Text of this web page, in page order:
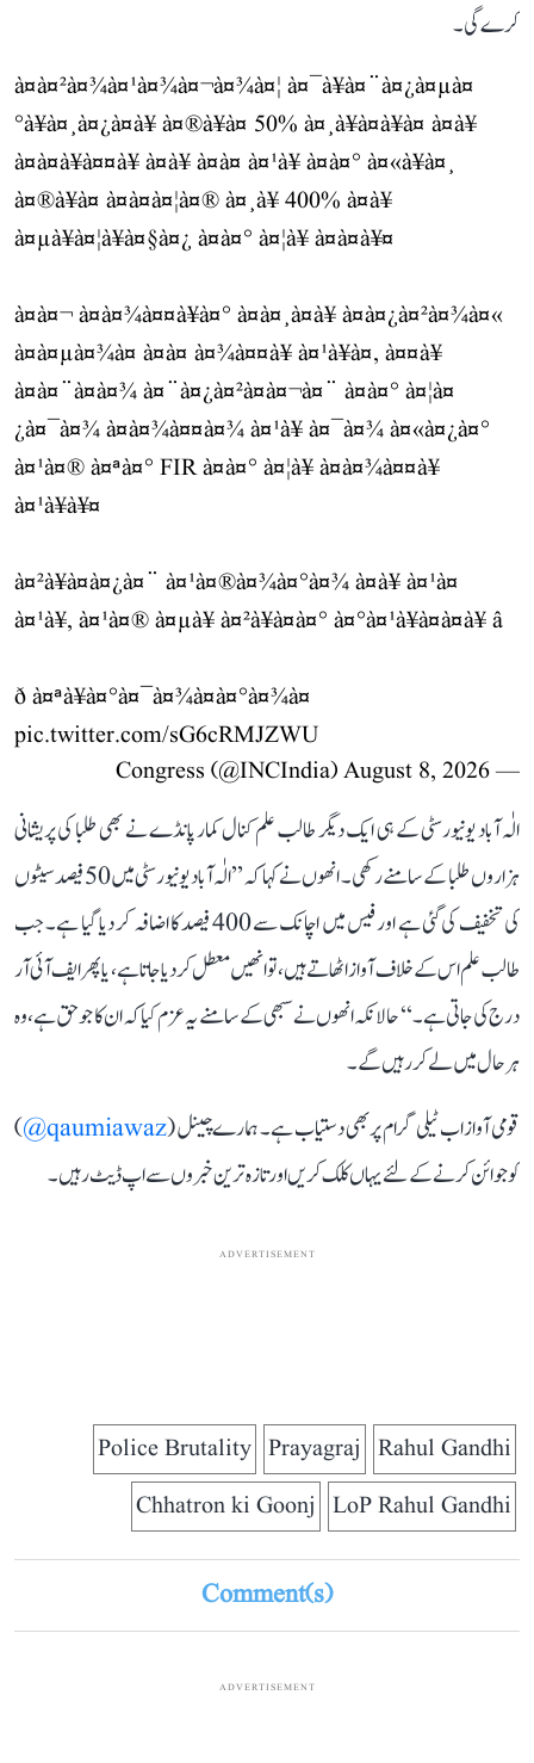
کرے گی۔
à¤à¤²à¤¾à¤¹à¤¾à¤¬à¤¾à¤¦ à¤¯à¥à¤¨à¤¿à¤µà¤
°à¥à¤¸à¤¿à¤à¥ à¤®à¥à¤ 50% à¤¸à¥à¤à¥à¤ à¤à¥
à¤à¤à¥à¤¤à¥ à¤à¥ à¤à¤ à¤¹à¥ à¤à¤° à¤«à¥à¤¸
à¤®à¥à¤ à¤à¤à¤¦à¤® à¤¸à¥ 400% à¤à¥
à¤µà¥à¤¦à¥à¤§à¤¿ à¤à¤° à¤¦à¥ à¤à¤à¥¤
à¤à¤¬ à¤à¤¾à¤¤à¥à¤° à¤à¤¸à¤à¥ à¤à¤¿à¤²à¤¾à¤«
à¤à¤µà¤¾à¤ à¤à¤ à¤¾à¤¤à¥ à¤¹à¥à¤, à¤¤à¥
à¤à¤¨à¤à¤¾ à¤¨à¤¿à¤²à¤à¤¬à¤¨ à¤à¤° à¤¦à¤
¿à¤¯à¤¾ à¤à¤¾à¤¤à¤¾ à¤¹à¥ à¤¯à¤¾ à¤«à¤¿à¤°
à¤¹à¤® à¤ªà¤° FIR à¤à¤° à¤¦à¥ à¤à¤¾à¤¤à¥
à¤¹à¥à¥¤
à¤²à¥à¤à¤¿à¤¨ à¤¹à¤®à¤¾à¤°à¤¾ à¤à¥ à¤¹à¤
à¤¹à¥, à¤¹à¤® à¤µà¥ à¤²à¥à¤à¤° à¤°à¤¹à¥à¤à¤à¥ â
ð à¤ªà¥à¤°à¤¯à¤¾à¤à¤°à¤¾à¤
pic.twitter.com/sG6cRMJZWU
— Congress (@INCIndia)
August 8, 2026
الٰہ آباد یونیورسٹی کے ہی ایک دیگر طالب علم کنال کمار پانڈے نے بھی طلبا کی پریشانی
ہزاروں طلبا کے سامنے رکھی۔ انھوں نے کہا کہ ’’الٰہ آباد یونیورسٹی میں 50 فیصد سیٹوں
کی تخفیف کی گئی ہے اور فیس میں اچانک سے 400 فیصد کا اضافہ کر دیا گیا ہے۔ جب
طالب علم اس کے خلاف آواز اٹھاتے ہیں، تو انھیں معطل کر دیا جاتا ہے، یا پھر ایف آئی آر
درج کی جاتی ہے۔‘‘ حالانکہ انھوں نے سبھی کے سامنے یہ عزم کیا کہ ان کا جو حق ہے، وہ
ہر حال میں لے کر رہیں گے۔
قومی آواز اب ٹیلی گرام پر بھی دستیاب ہے۔ ہمارے چینل (qaumiawaz@
)
کو جوائن کرنے کے لئے یہاں کلک کریں اور تازہ ترین خبروں سے اپ ڈیٹ رہیں۔
ADVERTISEMENT
Rahul Gandhi
Prayagraj
Police Brutality
LoP Rahul Gandhi
Chhatron ki Goonj
Comment(s)
ADVERTISEMENT